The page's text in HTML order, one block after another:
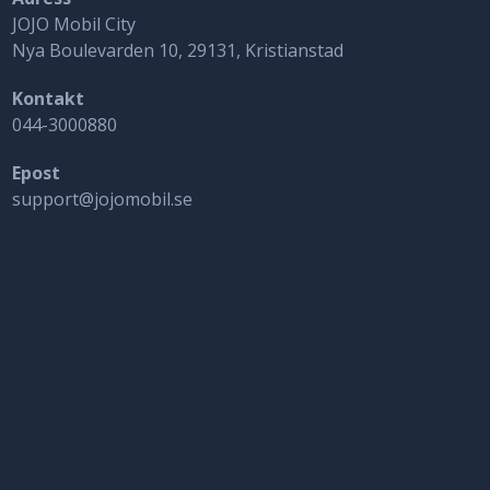
JOJO Mobil City
Nya Boulevarden 10, 29131, Kristianstad
Kontakt
044-3000880
Epost
support@jojomobil.se